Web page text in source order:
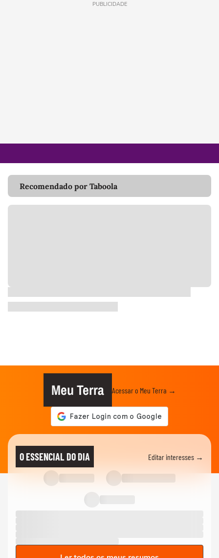
PUBLICIDADE
Recomendado por Taboola
Meu Terra Acessar o Meu Terra →
O ESSENCIAL DO DIA Editar interesses →